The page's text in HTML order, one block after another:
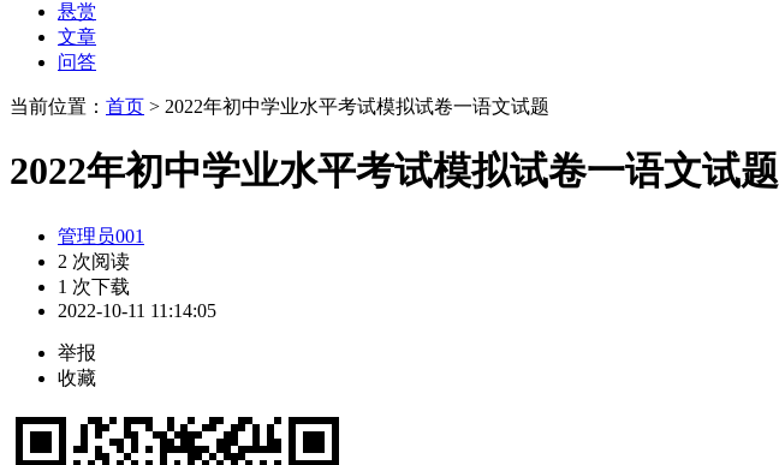
悬赏
文章
问答
当前位置： 首页 > 2022年初中学业水平考试模拟试卷一语文试题
2022年初中学业水平考试模拟试卷一语文试题
管理员001
2 次阅读
1 次下载
2022-10-11 11:14:05
举报
收藏